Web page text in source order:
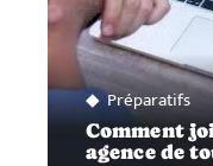
Préparatifs
Comment
agence de